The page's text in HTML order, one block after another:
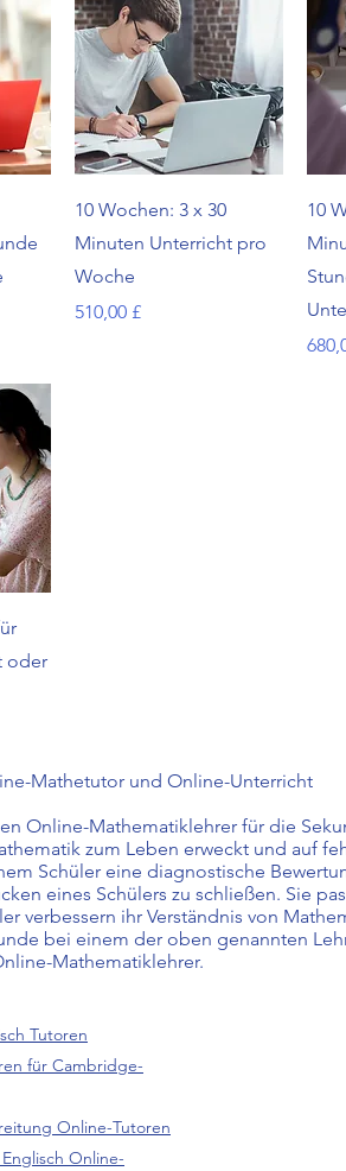
Schnellansicht
10 Wochen: 3 x 30
Minuten Unterricht pro
Woche
Preis
510,00 £
10
Preis
oder
Mathetutor und Online-Unterricht
Online-Mathematiklehrer für die
zum Leben erweckt und auf
Schüler eine diagnostische
eines Schülers zu schließen. Sie
verbessern ihr Verständnis von
bei einem der oben genannten
Mathematiklehrer.
Tutoren
für Cambridge-
Online-Tutoren
Online-